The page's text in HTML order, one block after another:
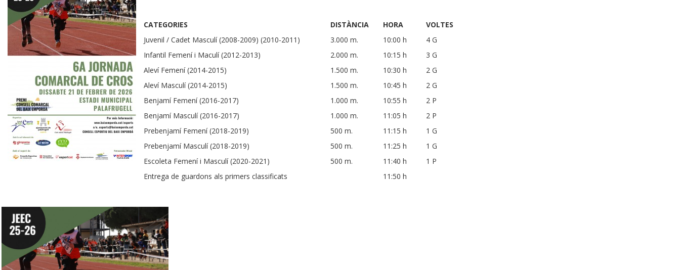
CATEGORIES DISTÀNCIA HORA
VOLTES
Juvenil / Cadet Masculí (2008-2009) (2010-2011)
3.000 m. 10:00 h
4 G
Infantil Femení i Maculí (2012-2013)
2.000 m. 10:15 h
3 G
Aleví Femení (2014-2015)
1.500 m. 10:30 h
2 G
Aleví Masculí (2014-2015)
1.500 m. 10:45 h
2 G
Benjamí Femení (2016-2017)
1.000 m. 10:55 h
2 P
Benjamí Masculí (2016-2017)
1.000 m. 11:05 h
2 P
Prebenjamí Femení (2018-2019)
500 m. 11:15 h
1 G
Prebenjamí Masculí (2018-2019)
500 m. 11:25 h
1 G
Escoleta Femení i Masculí (2020-2021)
500 m. 11:40 h
1 P
Entrega de guardons als primers classificats
11:50 h